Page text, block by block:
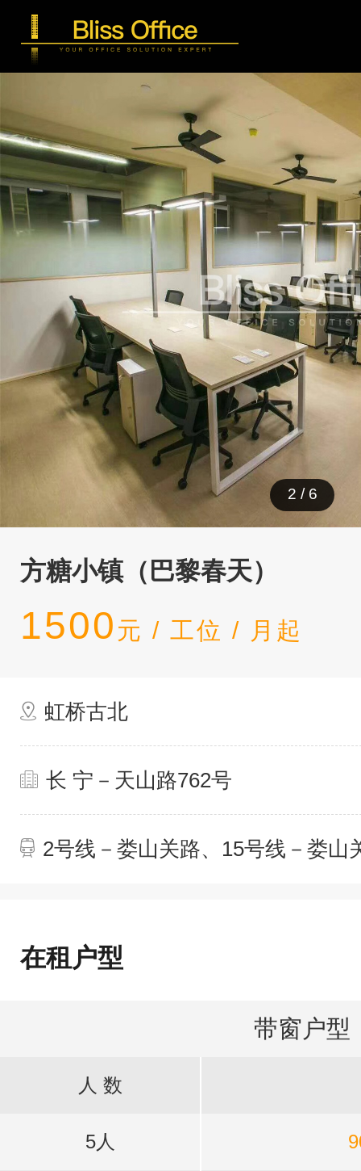
3 / 6
方糖小镇（巴黎春天）
1500 元 / 工位 / 月起
虹桥古北
长 宁－天山路762号
2号线－娄山关路、15号线－娄山
在租户型
带窗户型
人 数
5人